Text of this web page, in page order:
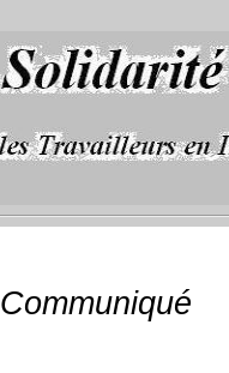
Communiqué